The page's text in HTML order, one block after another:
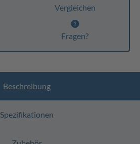
Vergleichen
Fragen?
Beschreibung
Spezifikationen